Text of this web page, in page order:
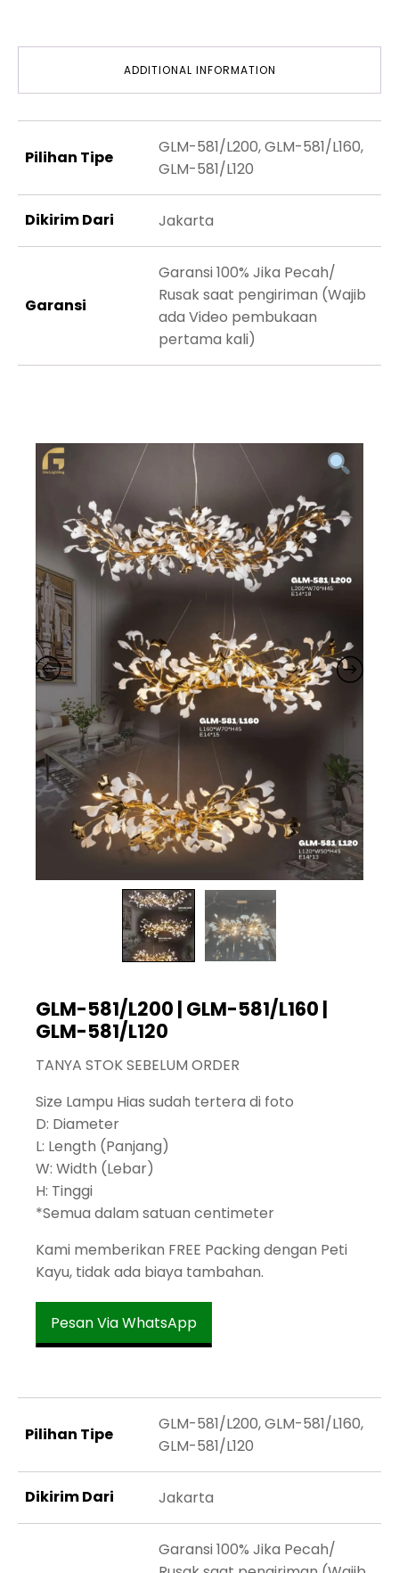
ADDITIONAL INFORMATION
Pilihan Tipe
GLM-581/L200, GLM-581/L160,
GLM-581/L120
Dikirim Dari Jakarta
Garansi
Garansi 100% Jika Pecah/
Rusak saat pengiriman (Wajib
ada Video pembukaan
pertama kali)
GLM-581/L200 | GLM-581/L160 |
GLM-581/L120
TANYA STOK SEBELUM ORDER
Size Lampu Hias sudah tertera di foto
D: Diameter
L: Length (Panjang)
W: Width (Lebar)
H: Tinggi
*Semua dalam satuan centimeter
Kami memberikan FREE Packing dengan Peti
Kayu, tidak ada biaya tambahan.
Pesan Via WhatsApp
Pilihan Tipe
GLM-581/L200, GLM-581/L160,
GLM-581/L120
Dikirim Dari Jakarta
Garansi 100% Jika Pecah/